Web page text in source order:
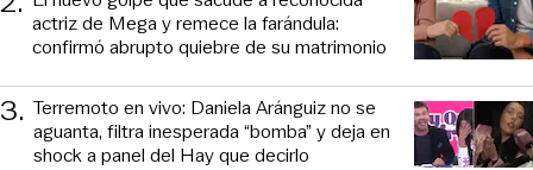
actriz de Mega y remece la farándula:
confirmó abrupto quiebre de su matrimonio
3. Terremoto en vivo: Daniela Aránguiz no se
aguanta, filtra inesperada “bomba” y deja en
shock a panel del Hay que decirlo